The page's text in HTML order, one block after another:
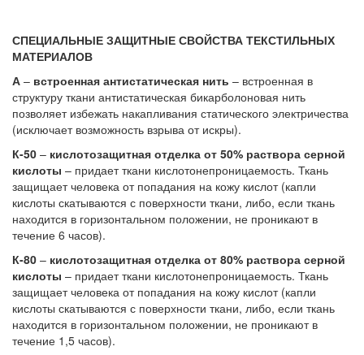
СПЕЦИАЛЬНЫЕ ЗАЩИТНЫЕ СВОЙСТВА ТЕКСТИЛЬНЫХ
МАТЕРИАЛОВ
А – встроенная антистатическая нить – встроенная в
структуру ткани антистатическая бикарболоновая нить
позволяет избежать накапливания статического электричества
(исключает возможность взрыва от искры).
К-50 – кислотозащитная отделка от 50% раствора серной
кислоты – придает ткани кислотонепроницаемость. Ткань
защищает человека от попадания на кожу кислот (капли
кислоты скатываются с поверхности ткани, либо, если ткань
находится в горизонтальном положении, не проникают в
течение 6 часов).
К-80 – кислотозащитная отделка от 80% раствора серной
кислоты – придает ткани кислотонепроницаемость. Ткань
защищает человека от попадания на кожу кислот (капли
кислоты скатываются с поверхности ткани, либо, если ткань
находится в горизонтальном положении, не проникают в
течение 1,5 часов).